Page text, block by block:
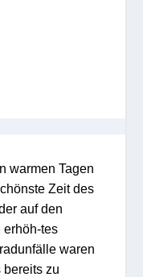
warmen Tagen
Zeit des
auf den
erhöh-tes
waren
bereits zu